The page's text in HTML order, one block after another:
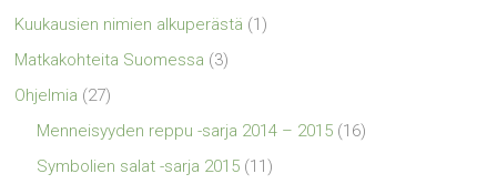
Kuukausien nimien alkuperästä (1)
Matkakohteita Suomessa (3)
Ohjelmia (27)
Menneisyyden reppu -sarja 2014 – 2015 (16)
Symbolien salat -sarja 2015 (11)